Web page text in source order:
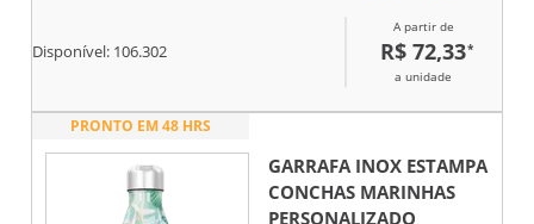
Disponível: 106.302
A partir de
R$ 72,33*
a unidade
PRONTO EM 48 HRS
GARRAFA INOX ESTAMPA
CONCHAS MARINHAS
PERSONALIZADO